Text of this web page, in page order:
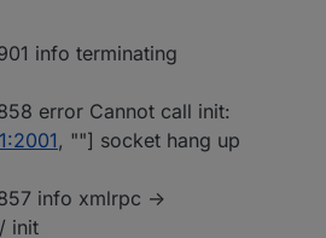
info terminating
error Cannot call init:
, ""] socket hang up
info xmlrpc ->
init